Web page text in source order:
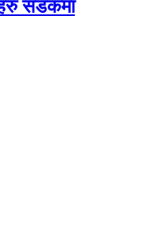
सडकमा